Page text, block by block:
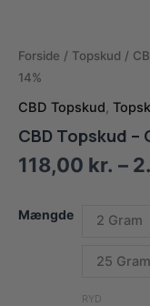
Forside / Topskud /
14%
CBD Topskud
CBD Topskud –
118,00 kr. –
Mængde 2 Gram
25 Gram
RYD